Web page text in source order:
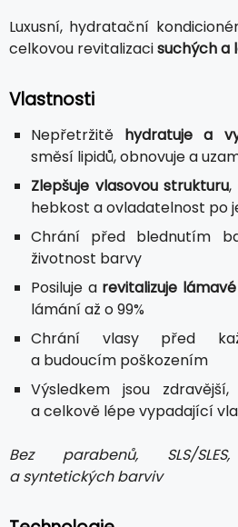
Luxusní, hydratační
celkovou revitalizacisuchých a
Vlastnosti
Nepřetržitě hydratuje a
směsí lipidů, obnovuje a
Zlepšuje vlasovou strukturu,
hebkost a ovladatelnost po
Chrání před blednutím
životnost barvy
Posiluje a revitalizuje
lámání až o 99%
Chrání vlasy před
a budoucím poškozením
Výsledkem jsou
a celkově lépe vypadající
Bez parabenů, SLS/
a syntetických barviv